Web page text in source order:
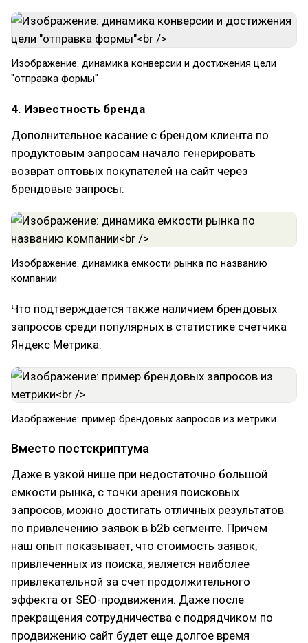
Изображение: динамика конверсии и достижения цели
"отправка формы"
4. Известность бренда
Дополнительное касание с брендом клиента по
продуктовым запросам начало генерировать
возврат оптовых покупателей на сайт через
брендовые запросы:
Изображение: динамика емкости рынка по названию
компании
Что подтверждается также наличием брендовых
запросов среди популярных в статистике счетчика
Яндекс Метрика:
Изображение: пример брендовых запросов из метрики
Вместо постскриптума
Даже в узкой нише при недостаточно большой
емкости рынка, с точки зрения поисковых
запросов, можно достигать отличных результатов
по привлечению заявок в b2b сегменте. Причем
наш опыт показывает, что стоимость заявок,
привлеченных из поиска, является наиболее
привлекательной за счет продолжительного
эффекта от SEO-продвижения. Даже после
прекращения сотрудничества с подрядчиком по
продвижению сайт будет еще долгое время